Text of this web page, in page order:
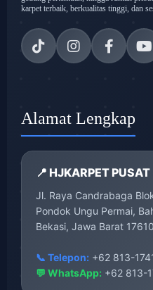
karpet terbaik, berkualitas tinggi, dan
Alamat Lengkap
📍 HJKARPET PUSAT
Jl. Raya Candrabaga
Pondok Ungu Permai,
Bekasi, Jawa Barat 17610
📞 Telepon: +62 813-
💬 WhatsApp: +62 813-